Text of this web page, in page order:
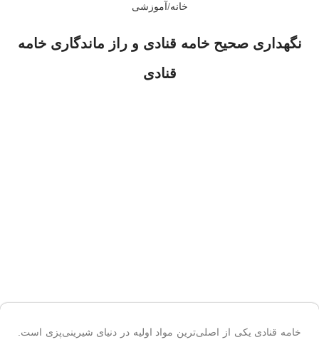
خانه آموزشی
نگهداری صحیح خامه قنادی و راز ماندگاری خامه
قنادی
خامه قنادی یکی از اصلی‌ترین مواد اولیه در دنیای شیرینی‌پزی است.